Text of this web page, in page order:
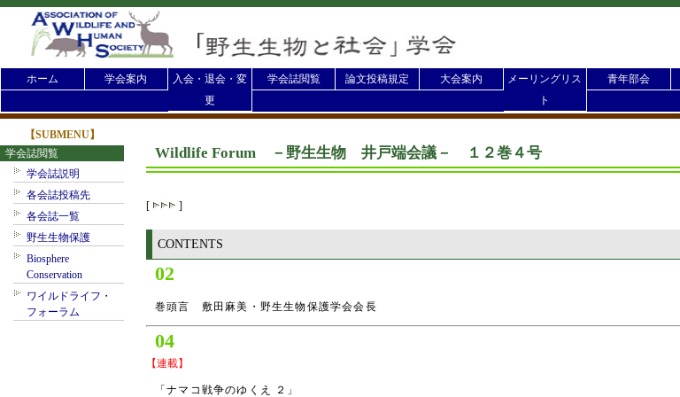
ホーム
学会案内
入会・退会・変
更
学会誌閲覧 論文投稿規定 大会案内
メーリングリス
ト
青年部会
Wildlife Forum －野生生物 井戸端会議－ １２巻４号
[
]
CONTENTS
02
巻頭言 敷田麻美・野生生物保護学会会長
04
【連載】
「ナマコ戦争のゆくえ ２」
【SUBMENU】
学会誌閲覧
学会誌説明
各会誌投稿先
各会誌一覧
野生生物保護
Biosphere
Conservation
ワイルドライフ・
フォーラム